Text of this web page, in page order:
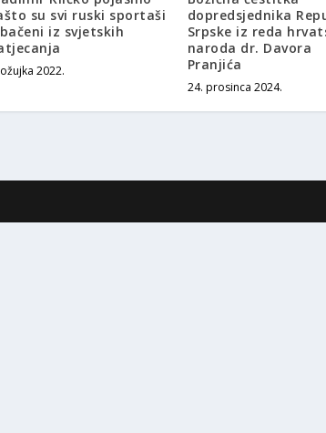
su svi ruski sportaši
iz svjetskih
2022.
dopredsjednika
Srpske iz reda
naroda dr. Davora
Pranjića
24. prosinca 2024.